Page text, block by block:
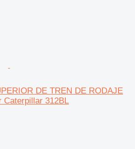
DE TREN DE RODAJE
Caterpillar 312BL